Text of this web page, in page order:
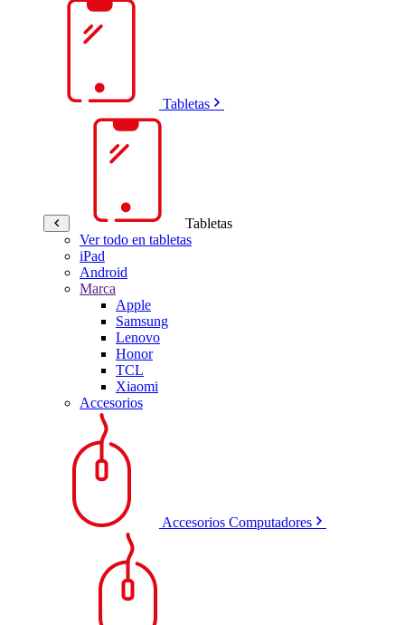
Tabletas
Tabletas
Ver todo en tabletas
iPad
Android
Marca
Apple
Samsung
Lenovo
Honor
TCL
Xiaomi
Accesorios
Accesorios Computadores